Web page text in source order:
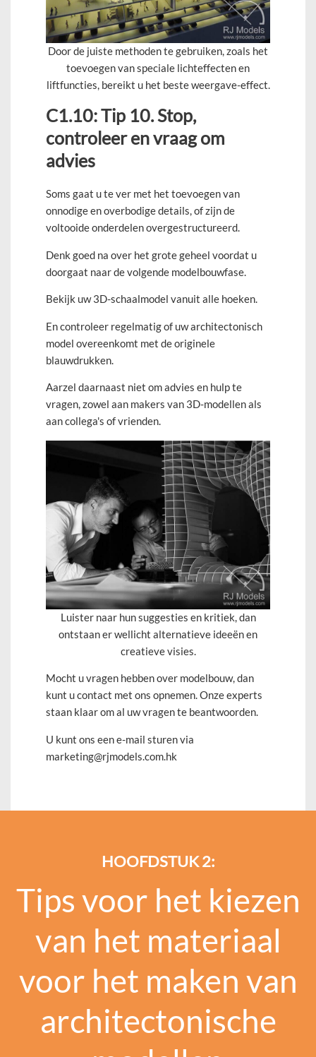
Door de juiste methoden te gebruiken, zoals het
toevoegen van speciale lichteffecten en
liftfuncties, bereikt u het beste weergave-effect.
C1.10: Tip 10. Stop,
controleer en vraag om
advies
Soms gaat u te ver met het toevoegen van
onnodige en overbodige details, of zijn de
voltooide onderdelen overgestructureerd.
Denk goed na over het grote geheel voordat u
doorgaat naar de volgende modelbouwfase.
Bekijk uw 3D-schaalmodel vanuit alle hoeken.
En controleer regelmatig of uw architectonisch
model overeenkomt met de originele
blauwdrukken.
Aarzel daarnaast niet om advies en hulp te
vragen, zowel aan makers van 3D-modellen als
aan collega's of vrienden.
Luister naar hun suggesties en kritiek, dan
ontstaan er wellicht alternatieve ideeën en
creatieve visies.
Mocht u vragen hebben over modelbouw, dan
kunt u contact met ons opnemen. Onze experts
staan klaar om al uw vragen te beantwoorden.
U kunt ons een e-mail sturen via
marketing@rjmodels.com.hk
HOOFDSTUK 2:
Tips voor het kiezen
van het materiaal
voor het maken van
architectonische